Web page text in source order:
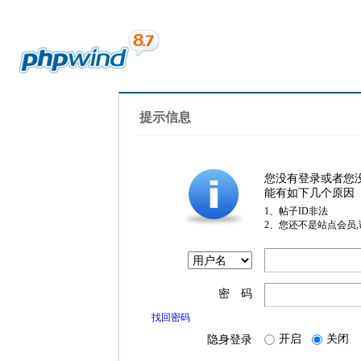
提示信息
您没有登录或者您
能有如下几个原因
1、帖子ID非法
2、您还不是站点会员
密 码
找回密码
隐身登录 开启 关闭